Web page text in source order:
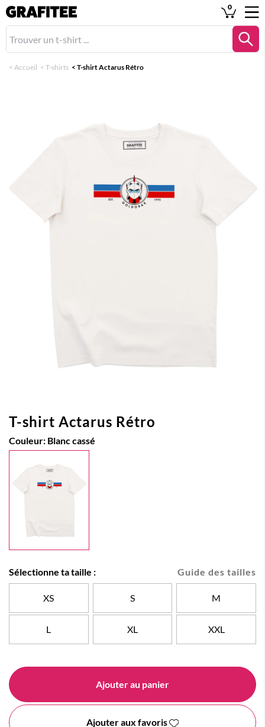
0
< Accueil < T-shirts < T-shirt Actarus Rétro
T-shirt Actarus Rétro
Couleur: Blanc cassé
Guide des tailles
Sélectionne ta taille :
XS S M
L XL XXL
Ajouter au panier
Ajouter aux favoris